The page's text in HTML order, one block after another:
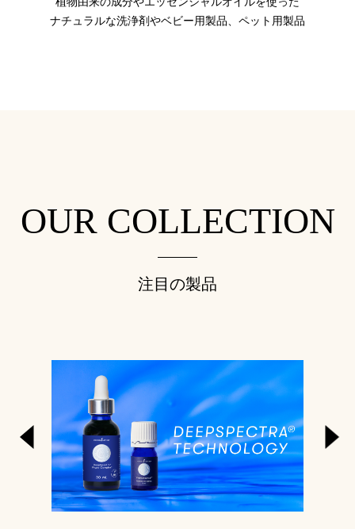
植物由来の成分やエッセンシャルオイルを使った
ナチュラルな洗浄剤やベビー用製品、ペット用製品
OUR COLLECTION
注目の製品